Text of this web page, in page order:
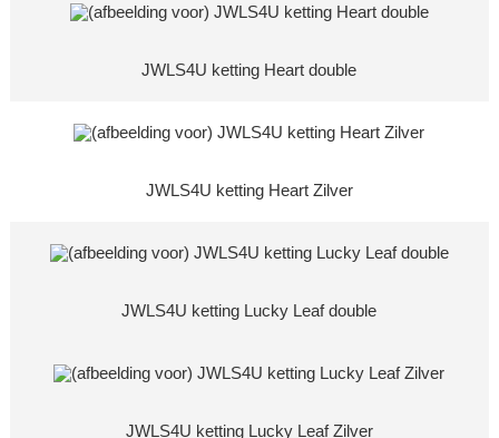
JWLS4U ketting Heart double
JWLS4U ketting Heart Zilver
JWLS4U ketting Lucky Leaf double
JWLS4U ketting Lucky Leaf Zilver